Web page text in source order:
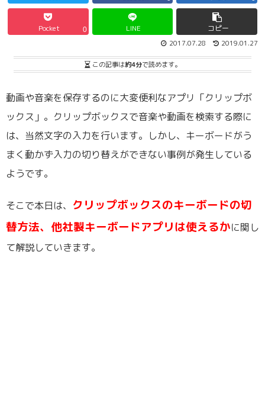
Pocket 0 LINE コピー
2019.01.27
2017.07.28
この記事は約4分で読めます。
動画や音楽を保存するのに大変便利なアプリ「クリップボ
ックス」。クリップボックスで音楽や動画を検索する際に
は、当然文字の入力を行います。しかし、キーボードがう
まく動かず入力の切り替えができない事例が発生している
ようです。
そこで本日は、 クリップボックスのキーボードの切
替方法、他社製キーボードアプリは使えるかに関し
て解説していきます。